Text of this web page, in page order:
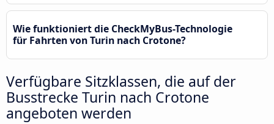
Wie funktioniert die CheckMyBus-Technologie
für Fahrten von Turin nach Crotone?
Verfügbare Sitzklassen, die auf der
Busstrecke Turin nach Crotone
angeboten werden